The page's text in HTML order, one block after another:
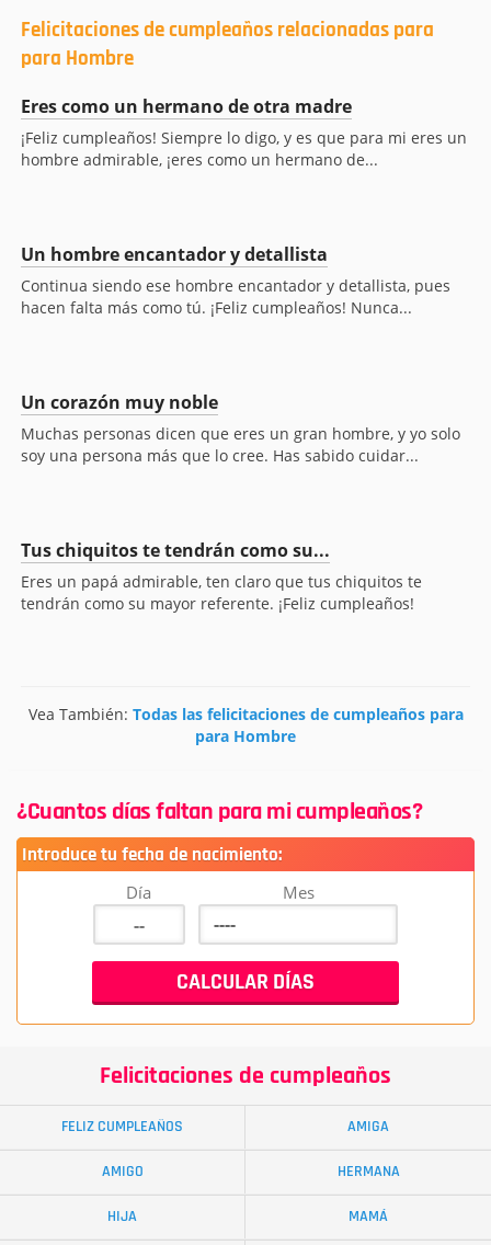
Felicitaciones de cumpleaños relacionadas para
para Hombre
Eres como un hermano de otra madre
¡Feliz cumpleaños! Siempre lo digo, y es que para mi eres un
hombre admirable, ¡eres como un hermano de...
Un hombre encantador y detallista
Continua siendo ese hombre encantador y detallista, pues
hacen falta más como tú. ¡Feliz cumpleaños! Nunca...
Un corazón muy noble
Muchas personas dicen que eres un gran hombre, y yo solo
soy una persona más que lo cree. Has sabido cuidar...
Tus chiquitos te tendrán como su...
Eres un papá admirable, ten claro que tus chiquitos te
tendrán como su mayor referente. ¡Feliz cumpleaños!
Vea También: Todas las felicitaciones de cumpleaños para
para Hombre
¿Cuantos días faltan para mi cumpleaños?
Introduce tu fecha de nacimiento:
Día Mes
Felicitaciones de cumpleaños
FELIZ CUMPLEAÑOS AMIGA
AMIGO HERMANA
HIJA MAMÁ